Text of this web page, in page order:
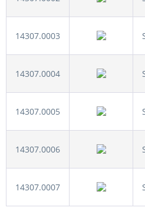
14307.0003
14307.0004
14307.0005
14307.0006
14307.0007